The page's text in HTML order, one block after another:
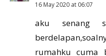
16 May 2020 at 06:07
aku senang
rumahku cuma